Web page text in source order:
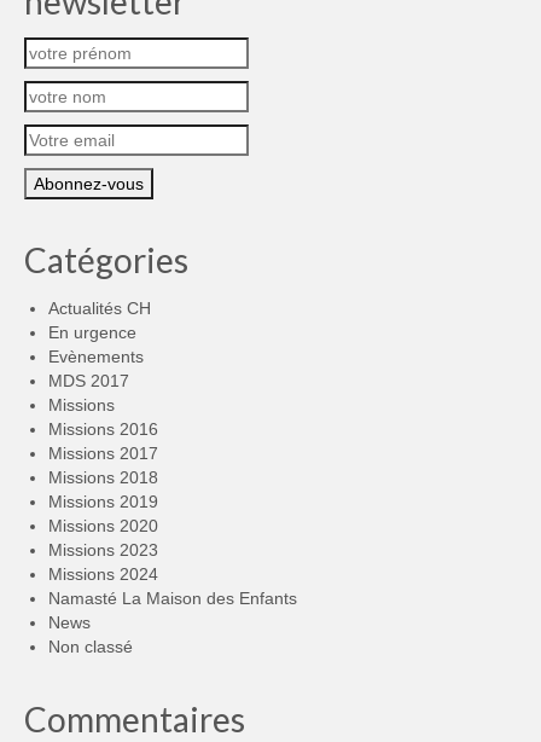
Catégories
Actualités CH
En urgence
Evènements
MDS 2017
Missions
Missions 2016
Missions 2017
Missions 2018
Missions 2019
Missions 2020
Missions 2023
Missions 2024
Namasté La Maison des Enfants
News
Non classé
Commentaires